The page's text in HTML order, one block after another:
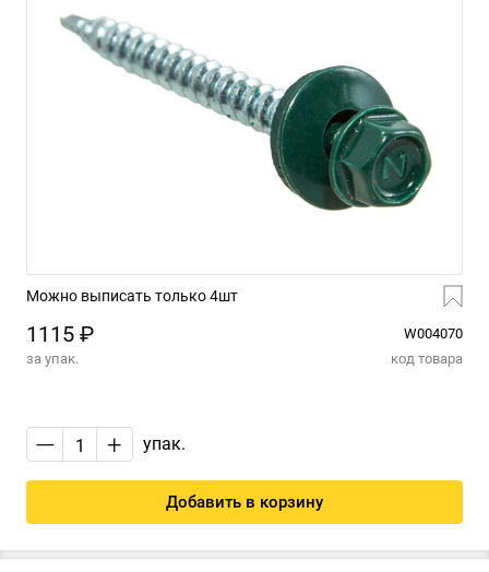
Можно выписать только 4шт
1115 ₽
W004070
за упак.
код товара
— + упак.
Добавить в корзину